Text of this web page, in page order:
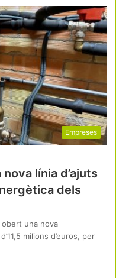
Empreses
línia d’ajuts
dels
obert una nova
milions d’euros, per